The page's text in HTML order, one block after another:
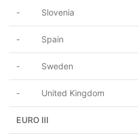
- Slovenia
- Spain
- Sweden
- United Kingdom
EURO III